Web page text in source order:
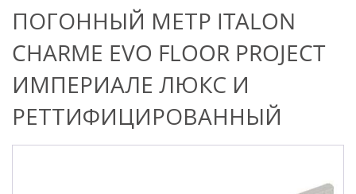
ПОГОННЫЙ МЕТР ITALON
CHARME EVO FLOOR PROJECT
ИМПЕРИАЛЕ ЛЮКС И
РЕТТИФИЦИРОВАННЫЙ